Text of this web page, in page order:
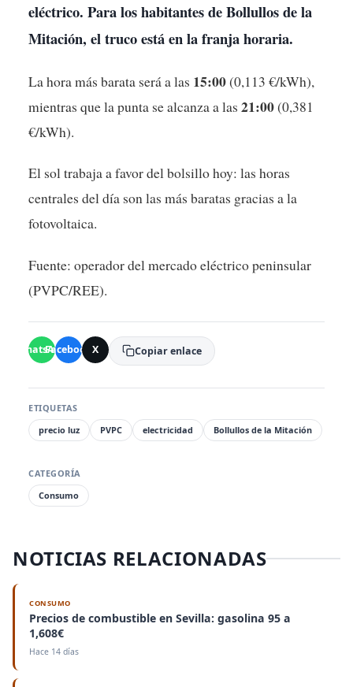
eléctrico. Para los habitantes de Bollullos de la
Mitación, el truco está en la franja horaria.
La hora más barata será a las 15:00(0,113 €/kWh),
mientras que la punta se alcanza a las 21:00(0,381
€/kWh).
El sol trabaja a favor del bolsillo hoy: las horas
centrales del día son las más baratas gracias a la
fotovoltaica.
Fuente: operador del mercado eléctrico peninsular
(PVPC/REE).
WhatsApp
Facebook X Copiar enlace
ETIQUETAS
precio luz
PVPC electricidad Bollullos de la Mitación
CATEGORÍA
Consumo
NOTICIAS RELACIONADAS
CONSUMO
Precios de combustible en Sevilla: gasolina 95 a
1,608€
Hace 14 días